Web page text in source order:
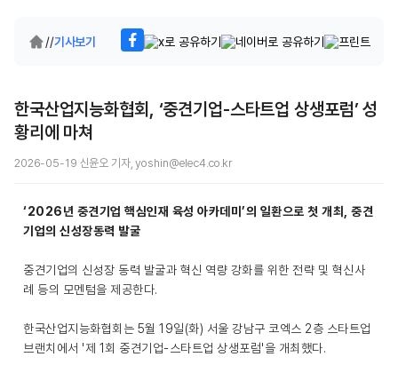
//기사보기
한국산업지능화협회, ‘중견기업-스타트업 상생포럼’ 성
황리에 마쳐
2026-05-19 신윤오 기자, yoshin@elec4.co.kr
‘2026년 중견기업 핵심인재 육성 아카데미’의 일환으로 첫 개최, 중견
기업의 신성장동력 발굴
중견기업의 신성장 동력 발굴과 혁신 역량 강화를 위한 전략 및 혁신사
례 등의 모멘텀을 제공한다.
한국산업지능화협회는 5월 19일(화) 서울 강남구 코엑스 2층 스타트업
브랜치에서 '제 1회 중견기업-스타트업 상생포럼'을 개최했다.